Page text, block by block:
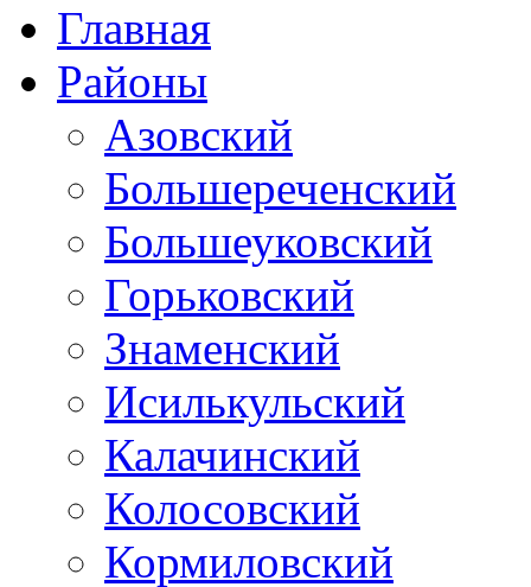
Главная
Районы
Азовский
Большереченский
Большеуковский
Горьковский
Знаменский
Исилькульский
Калачинский
Колосовский
Кормиловский